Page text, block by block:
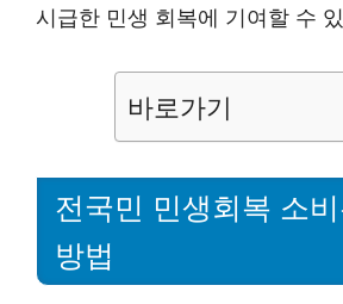
시급한 민생 회복에 기여할 수
바로가기
전국민 민생회복 소
방법